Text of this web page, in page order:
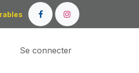
Se connecter